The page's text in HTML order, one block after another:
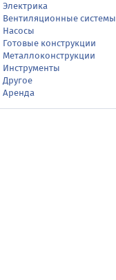
Электрика
Вентиляционные системы
Насосы
Готовые конструкции
Металлоконструкции
Инструменты
Другое
Аренда